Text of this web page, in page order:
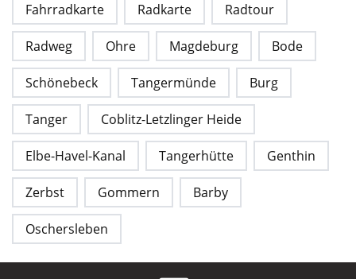
Fahrradkarte Radkarte Radtour
Radweg Ohre Magdeburg Bode
Schönebeck Tangermünde Burg
Tanger Coblitz-Letzlinger Heide
Elbe-Havel-Kanal Tangerhütte Genthin
Zerbst Gommern Barby
Oschersleben